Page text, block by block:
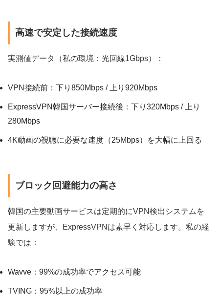
高速で安定した接続速度
実測値データ（私の環境：光回線1Gbps）：
VPN接続前：下り850Mbps / 上り920Mbps
ExpressVPN韓国サーバー接続後：下り320Mbps / 上り
280Mbps
4K動画の視聴に必要な速度（25Mbps）を大幅に上回る
ブロック回避能力の高さ
韓国の主要動画サービスは定期的にVPN検出システムを
更新しますが、ExpressVPNは素早く対応します。私の経
験では：
Wavve：99%の成功率でアクセス可能
TVING：95%以上の成功率